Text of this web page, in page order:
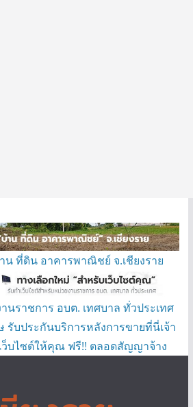
น ที่ดิน อาคารพาณิชย์ จ.เชียงราย
นราชการ อบต. เทศบาล ทั่วประเทศ
รับประกันบริการหลังการขายที่นี่เจ้า
ว็บไซต์ให้คุณ ฟรี!! ตลอดสัญญาจ้าง